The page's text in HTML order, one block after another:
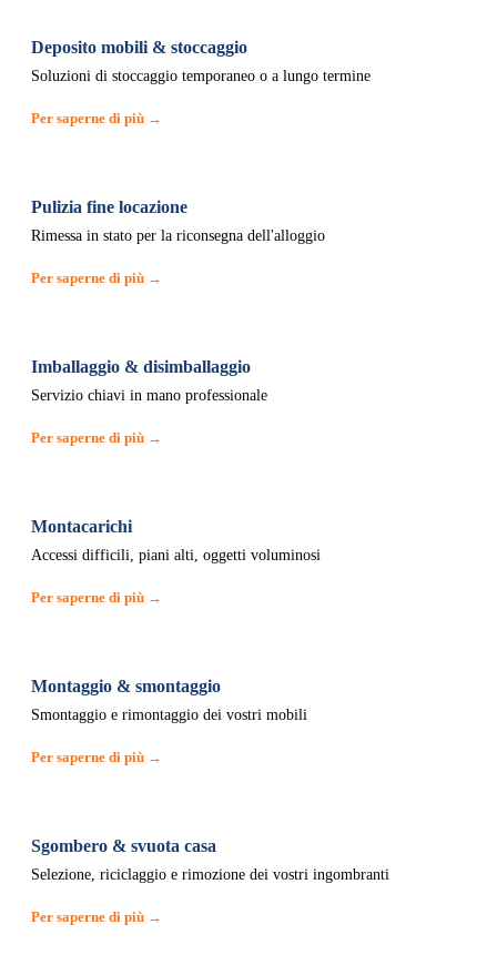
Deposito mobili & stoccaggio
Soluzioni di stoccaggio temporaneo o a lungo termine
Per saperne di più →
Pulizia fine locazione
Rimessa in stato per la riconsegna dell'alloggio
Per saperne di più →
Imballaggio & disimballaggio
Servizio chiavi in mano professionale
Per saperne di più →
Montacarichi
Accessi difficili, piani alti, oggetti voluminosi
Per saperne di più →
Montaggio & smontaggio
Smontaggio e rimontaggio dei vostri mobili
Per saperne di più →
Sgombero & svuota casa
Selezione, riciclaggio e rimozione dei vostri ingombranti
Per saperne di più →